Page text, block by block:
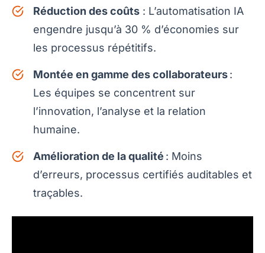
Réduction des coûts : L’automatisation IA
engendre jusqu’à 30 % d’économies sur
les processus répétitifs.
Montée en gamme des collaborateurs:
Les équipes se concentrent sur
l’innovation, l’analyse et la relation
humaine.
Amélioration de la qualité : Moins
d’erreurs, processus certifiés auditables et
traçables.